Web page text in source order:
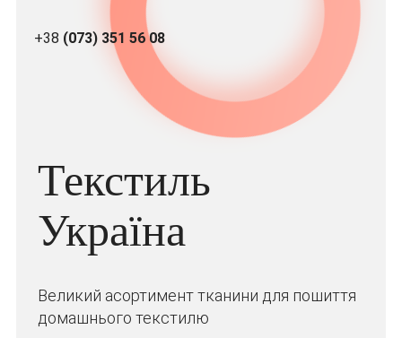
+38 (073) 351 56 08
Текстиль
Україна
Великий асортимент тканини для пошиття
домашнього текстилю